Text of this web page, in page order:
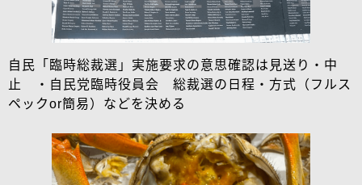
自民「臨時総裁選」実施要求の意思確認は見送り・中
止 ・自民党臨時役員会 総裁選の日程・方式（フルス
ペックor簡易）などを決める